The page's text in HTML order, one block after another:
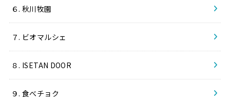
６. 秋川牧園
７. ビオマルシェ
８. ISETAN DOOR
９. 食べチョク